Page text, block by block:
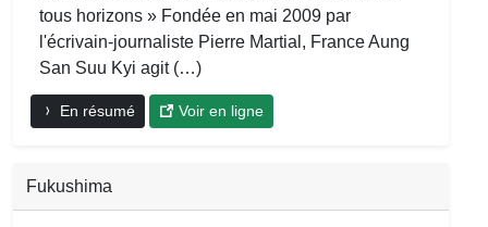
tous horizons » Fondée en mai 2009 par
l'écrivain-journaliste Pierre Martial, France Aung
San Suu Kyi agit (…)
En résumé Voir en ligne
Fukushima